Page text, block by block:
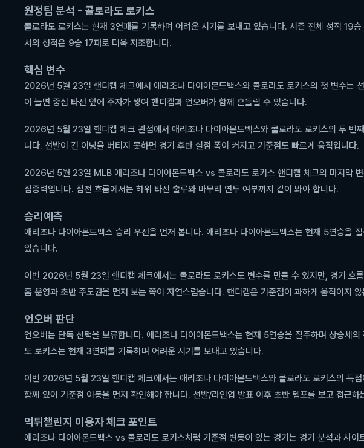
원정팀 분석 - 콜로라도 로키스
콜로라도 로키스는 현재 3연패를 기록하며 어려운 시기를 보내고 있습니다. 시즌 전체 성적 19
서의 성적은 9승 17패로 더욱 저조합니다.
핵심 변수
2026년 5월 23일 핸디캡 체크에서 애리조나 다이아몬드백스와 콜로라도 로키스의 첫 변수는
이 늘면 중심 타선 앞에 주자가 쌓여 핸디캡과 언오버가 함께 흔들릴 수 있습니다.
2026년 5월 23일 핸디캡 체크 관점에서 애리조나 다이아몬드백스와 콜로라도 로키스의 두 번
니다. 선발이 긴 이닝을 버티지 못하면 경기 후반 실점 폭이 커지고 기준점도 빠르게 움직입니다.
2026년 5월 23일 MLB 애리조나 다이아몬드백스 vs 콜로라도 로키스 핸디캡 체크의 마지막
집중력입니다. 접전 흐름에서는 하위 타선 출루와 마무리 연투 여부까지 같이 봐야 합니다.
승리예측
애리조나 다이아몬드백스 승리 우선을 먼저 봅니다. 애리조나 다이아몬드백스는 현재 5연승을
있습니다.
이번 2026년 5월 23일 핸디캡 체크에서는 콜로라도 로키스도 변수를 만들 수 있지만, 경기 흐
홈 운영과 초반 주도권을 먼저 보는 쪽이 자연스럽습니다. 핸디캡은 기준점이 과하게 움직이지
언오버 판단
언오버는 단독 선택을 보류합니다. 애리조나 다이아몬드백스는 현재 5연승을 질주하며 상승세
도 로키스는 현재 3연패를 기록하며 어려운 시기를 보내고 있습니다.
이번 2026년 5월 23일 핸디캡 체크에서는 애리조나 다이아몬드백스와 콜로라도 로키스의 득
함께 있어 기준점 이동을 먼저 확인해야 합니다. 선발/라인업 발표 이후 초반 템포를 보고 접근하
먹튀챌린지 이용자 체크 포인트
애리조나 다이아몬드백스 vs 콜로라도 로키스처럼 기준점 변동이 있는 경기는 경기 분석과 사이